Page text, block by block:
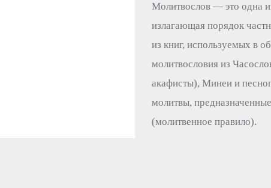
Молитвослов — это одна
излагающая порядок
из книг, используемых в
молитвословия из
акафисты), Минеи и
молитвы,
(молитвенное правило).